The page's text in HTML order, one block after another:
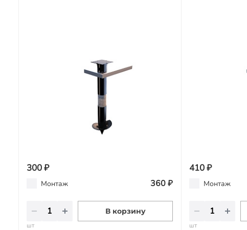
300 ₽
Монтаж 360 ₽
В корзину
шт
410 ₽
Монтаж
шт